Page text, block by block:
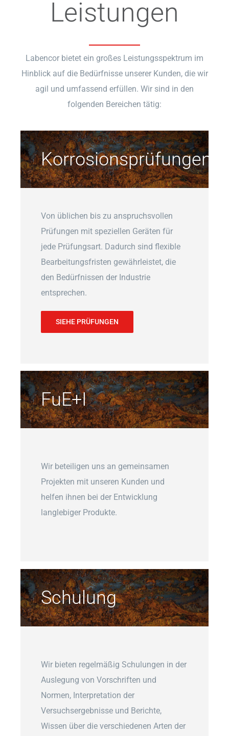
Leistungen
Labencor bietet ein großes Leistungsspektrum im
Hinblick auf die Bedürfnisse unserer Kunden, die wir
agil und umfassend erfüllen. Wir sind in den
folgenden Bereichen tätig:
Korrosionsprüfungen
Von üblichen bis zu anspruchsvollen
Prüfungen mit speziellen Geräten für
jede Prüfungsart. Dadurch sind flexible
Bearbeitungsfristen gewährleistet, die
den Bedürfnissen der Industrie
entsprechen.
SIEHE PRÜFUNGEN
FuE+I
Wir beteiligen uns an gemeinsamen
Projekten mit unseren Kunden und
helfen ihnen bei der Entwicklung
langlebiger Produkte.
Schulung
Wir bieten regelmäßig Schulungen in der
Auslegung von Vorschriften und
Normen, Interpretation der
Versuchsergebnisse und Berichte,
Wissen über die verschiedenen Arten der